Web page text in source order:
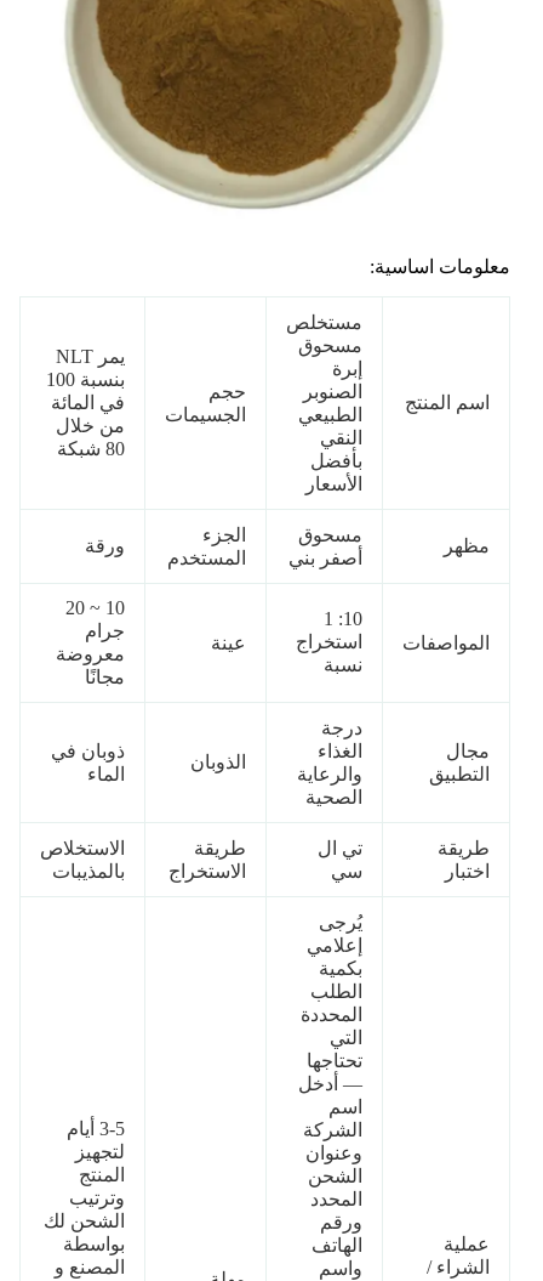
معلومات اساسية:
اسم المنتج
مستخلص
مسحوق
إبرة
الصنوبر
الطبيعي
النقي
بأفضل
الأسعار
حجم
الجسيمات
يمر NLT
بنسبة 100
في المائة
من خلال
80 شبكة
مظهر
مسحوق
أصفر بني
الجزء
المستخدم
ورقة
المواصفات
10: 1
استخراج
نسبة
عينة
10 ~ 20
جرام
معروضة
مجانًا
مجال
التطبيق
درجة
الغذاء
والرعاية
الصحية
الذوبان
ذوبان في
الماء
طريقة
اختبار
تي ال
سي
طريقة
الاستخراج
الاستخلاص
بالمذيبات
عملية
الشراء /
يُرجى
إعلامي
بكمية
الطلب
المحددة
التي
تحتاجها
— أدخل
اسم
الشركة
وعنوان
الشحن
المحدد
ورقم
الهاتف
واسم
3-5 أيام
لتجهيز
المنتج
وترتيب
الشحن لك
بواسطة
المصنع و